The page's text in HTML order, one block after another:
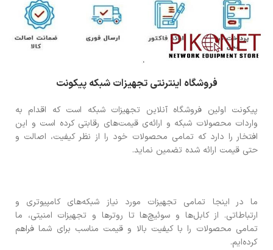
فروشگاه اینترنتی تجهیزات شبکه پیکونت
پیکونت اولین فروشگاه آنلاین تجهیزات شبکه است که اقدام به
واردات محصولات شبکه و ارائه‌ی قیمت‌های رقابتی کرده است و این
افتخار را دارد که تمامی محصولات خود را از نظر کیفیت، اصالت و
حتی قیمت ارائه شده تضمین نماید.
ما در اینجا تمامی تجهیزات مورد نیاز شبکه‌های کامپیوتری و
ارتباطاتی. از کابل‌ها و سوئیچ‌ها تا روترها و تجهیزات امنیتی، ما
تمامی محصولات را با کیفیت بالا و قیمت مناسب برای شما فراهم
کرده‌ایم.